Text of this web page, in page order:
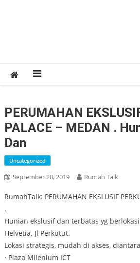
PERUMAHAN
PALACE – MEDAN .
Dan
Uncategorized
September 28, 2019 Rumah Talk
RumahTalk: PERUMAHAN EKSLUSIF
.
Hunian ekslusif dan terbatas yg
Helvetia. Jl Perkutut.
Lokasi strategis, mudah di akses,
· Plaza Milenium ICT